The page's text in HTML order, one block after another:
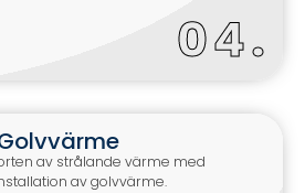
0 .
av strålande värme med
av golvvärme.